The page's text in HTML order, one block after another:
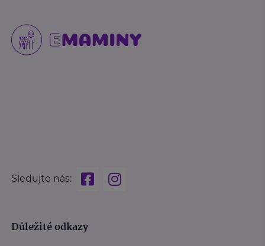
Sledujte nás:
Důležité odkazy